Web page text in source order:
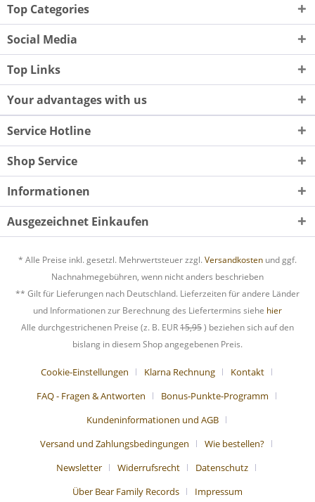
Top Categories
Social Media
Top Links
Your advantages with us
Service Hotline
Shop Service
Informationen
Ausgezeichnet Einkaufen
* Alle Preise inkl. gesetzl. Mehrwertsteuer zzgl. Versandkosten und ggf.
Nachnahmegebühren, wenn nicht anders beschrieben
** Gilt für Lieferungen nach Deutschland. Lieferzeiten für andere Länder
und Informationen zur Berechnung des Liefertermins siehe hier
Alle durchgestrichenen Preise (z. B. EUR15,95) beziehen sich auf den
bislang in diesem Shop angegebenen Preis.
Cookie-Einstellungen Klarna Rechnung
Kontakt
FAQ - Fragen & Antworten
Bonus-Punkte-Programm
Kundeninformationen und AGB
Versand und Zahlungsbedingungen
Wie bestellen?
Newsletter
Widerrufsrecht
Datenschutz
Über Bear Family Records
Impressum